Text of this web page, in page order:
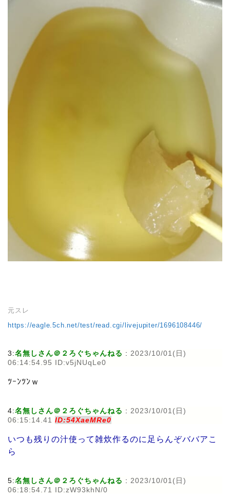
元スレ
https://eagle.5ch.net/test/read.cgi/livejupiter/1696108446/
3:名無しさん＠２ろぐちゃんねる : 2023/10/01(日)
06:14:54.95 ID:v5jNUqLe0
ﾂｰﾝﾂﾝｗ
4:名無しさん＠２ろぐちゃんねる : 2023/10/01(日)
06:15:14.41 ID:54XaeMRe0
いつも残りの汁使って雑炊作るのに足らんぞババアこ
ら
5:名無しさん＠２ろぐちゃんねる : 2023/10/01(日)
06:18:54.71 ID:zW93khN/0